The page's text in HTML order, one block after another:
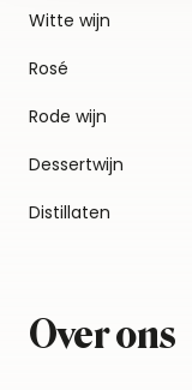
Witte wijn
Rosé
Rode wijn
Dessertwijn
Distillaten
Over ons